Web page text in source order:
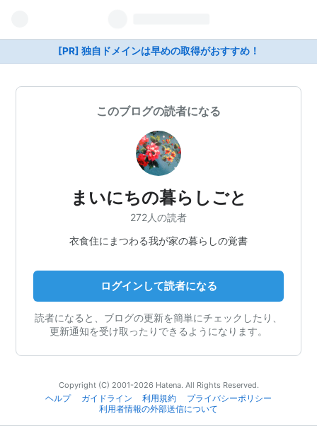
[PR] 独自ドメインは早めの取得がおすすめ！
このブログの読者になる
まいにちの暮らしごと
272人の読者
衣食住にまつわる我が家の暮らしの覚書
ログインして読者になる
読者になると、ブログの更新を簡単にチェックしたり、
更新通知を受け取ったりできるようになります。
Copyright (C) 2001-2026 Hatena. All Rights Reserved.
ヘルプ
ガイドライン 利用規約
プライバシーポリシー
利用者情報の外部送信について